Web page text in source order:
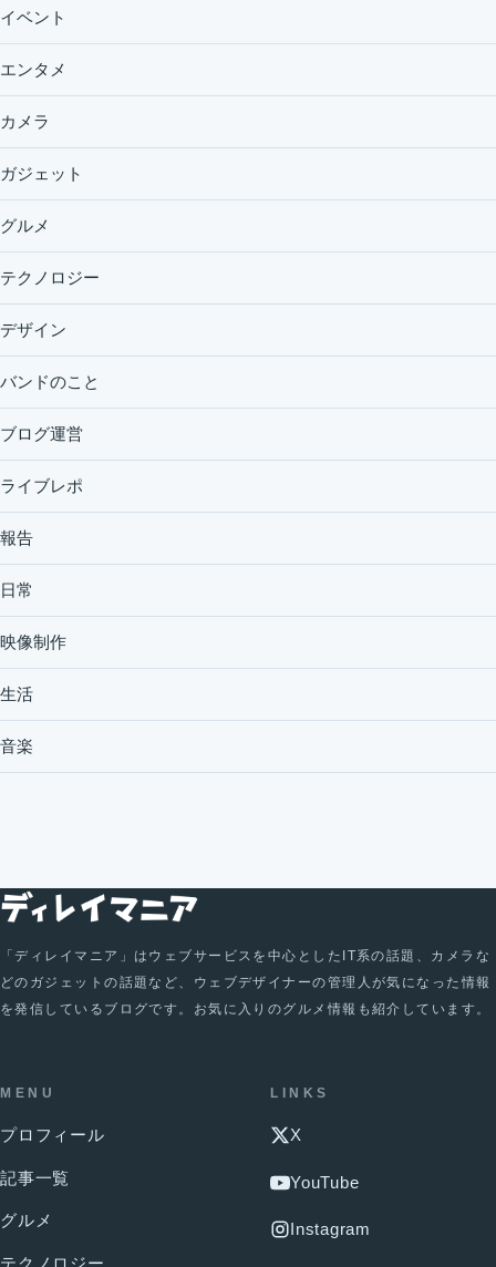
イベント
エンタメ
カメラ
ガジェット
グルメ
テクノロジー
デザイン
バンドのこと
ブログ運営
ライブレポ
報告
日常
映像制作
生活
音楽
「ディレイマニア」はウェブサービスを中心としたIT系の話題、カメラな
どのガジェットの話題など、ウェブデザイナーの管理人が気になった情報
を発信しているブログです。お気に入りのグルメ情報も紹介しています。
MENU
プロフィール
記事一覧
グルメ
テクノロジー
LINKS
X
YouTube
Instagram